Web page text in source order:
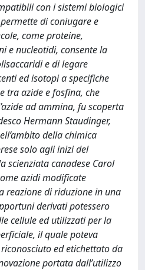
con i sistemi biologici
di coniugare e
come proteine,
e nucleotidi, consente la
e di legare
ed isotopi a specifiche
tra azide e fosfina, che
ad ammina, fu scoperta
Hermann Staudinger,
della chimica
solo agli inizi del
scienziata canadese Carol
azidi modificate
reazione di riduzione in una
derivati potessero
cellule ed utilizzati per la
il quale poteva
ed etichettato da
portata dall’utilizzo